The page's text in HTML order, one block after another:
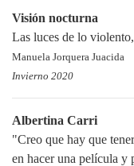
Visión nocturna
Las luces de lo
Manuela Jorquera Juacida
Invierno 2020
Albertina Carri
"Creo que hay que
en hacer una película y